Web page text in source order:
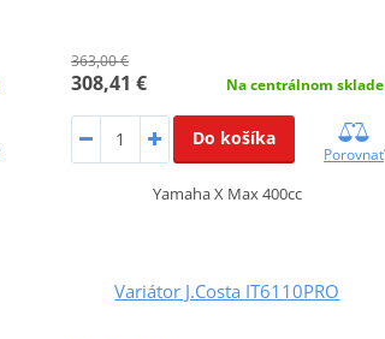
363,00 €
308,41 € Na centrálnom sklade
Do košíka
Porovnať
Yamaha X Max 400cc
Variátor J.Costa IT6110PRO